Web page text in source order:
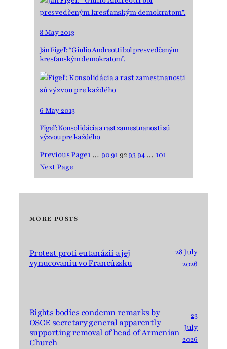
8 May 2013
Ján Figeľ: “Giulio Andreotti bol presvedčeným
kresťanským demokratom”.
6 May 2013
Figeľ: Konsolidácia a rast zamestnanosti sú
výzvou pre každého
Previous Page1 … 90 91 9293 94 … 101
Next Page
MORE POSTS
Protest proti eutanázii a jej
vynucovaniu vo Francúzsku
28 July
2026
Rights bodies condemn remarks by
OSCE secretary general apparently
supporting removal of head of Armenian
Church
23
July
2026